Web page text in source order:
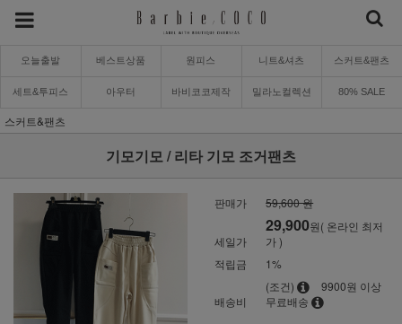
오늘출발 베스트상품 원피스 니트&셔츠 스커트&팬츠
세트&투피스 아우터 바비코코제작 밀라노컬렉션 80% SALE
스커트&팬츠
기모기모 / 리타 기모 조거팬츠
판매가 59,600 원
세일가
29,900원( 온라인 최저
가 )
적립금
1%
배송비
(조건)
9900원 이상
무료배송